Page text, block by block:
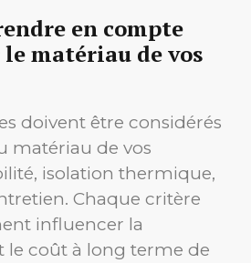
en compte
matériau de vos
doivent être considérés
matériau de vos
isolation thermique,
Chaque critère
influencer la
le coût à long terme de